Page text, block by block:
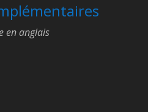
en anglais